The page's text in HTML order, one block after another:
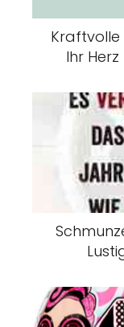
Kraftvolle
Ihr